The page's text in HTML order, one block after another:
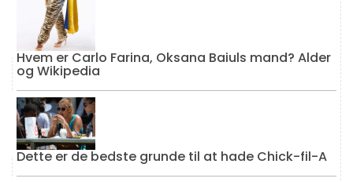
Hvem er Carlo Farina, Oksana Baiuls mand? Alder
og Wikipedia
Dette er de bedste grunde til at hade Chick-fil-A